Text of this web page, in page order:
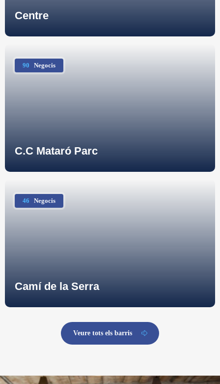
Centre
90 Negocis
C.C Mataró Parc
46 Negocis
Camí de la Serra
Veure tots els barris